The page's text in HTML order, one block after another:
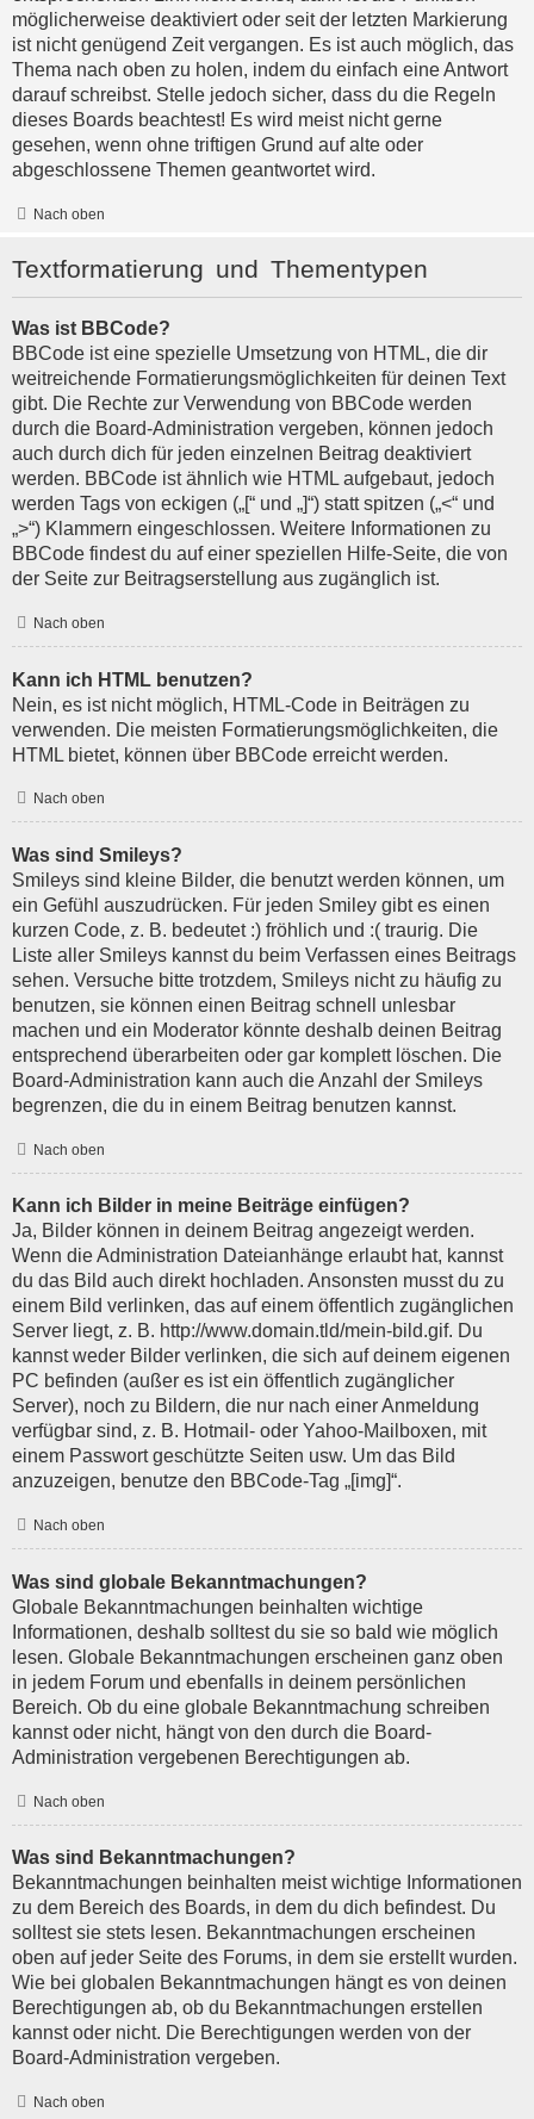
möglicherweise deaktiviert oder seit der letzten Markierung
ist nicht genügend Zeit vergangen. Es ist auch möglich, das
Thema nach oben zu holen, indem du einfach eine Antwort
darauf schreibst. Stelle jedoch sicher, dass du die Regeln
dieses Boards beachtest! Es wird meist nicht gerne
gesehen, wenn ohne triftigen Grund auf alte oder
abgeschlossene Themen geantwortet wird.
Nach oben
Textformatierung und Thementypen
Was ist BBCode?
BBCode ist eine spezielle Umsetzung von HTML, die dir
weitreichende Formatierungsmöglichkeiten für deinen Text
gibt. Die Rechte zur Verwendung von BBCode werden
durch die Board-Administration vergeben, können jedoch
auch durch dich für jeden einzelnen Beitrag deaktiviert
werden. BBCode ist ähnlich wie HTML aufgebaut, jedoch
werden Tags von eckigen („[“ und „]“) statt spitzen („<“ und
„>“) Klammern eingeschlossen. Weitere Informationen zu
BBCode findest du auf einer speziellen Hilfe-Seite, die von
der Seite zur Beitragserstellung aus zugänglich ist.
Nach oben
Kann ich HTML benutzen?
Nein, es ist nicht möglich, HTML-Code in Beiträgen zu
verwenden. Die meisten Formatierungsmöglichkeiten, die
HTML bietet, können über BBCode erreicht werden.
Nach oben
Was sind Smileys?
Smileys sind kleine Bilder, die benutzt werden können, um
ein Gefühl auszudrücken. Für jeden Smiley gibt es einen
kurzen Code, z. B. bedeutet :) fröhlich und :( traurig. Die
Liste aller Smileys kannst du beim Verfassen eines Beitrags
sehen. Versuche bitte trotzdem, Smileys nicht zu häufig zu
benutzen, sie können einen Beitrag schnell unlesbar
machen und ein Moderator könnte deshalb deinen Beitrag
entsprechend überarbeiten oder gar komplett löschen. Die
Board-Administration kann auch die Anzahl der Smileys
begrenzen, die du in einem Beitrag benutzen kannst.
Nach oben
Kann ich Bilder in meine Beiträge einfügen?
Ja, Bilder können in deinem Beitrag angezeigt werden.
Wenn die Administration Dateianhänge erlaubt hat, kannst
du das Bild auch direkt hochladen. Ansonsten musst du zu
einem Bild verlinken, das auf einem öffentlich zugänglichen
Server liegt, z. B. http://www.domain.tld/mein-bild.gif. Du
kannst weder Bilder verlinken, die sich auf deinem eigenen
PC befinden (außer es ist ein öffentlich zugänglicher
Server), noch zu Bildern, die nur nach einer Anmeldung
verfügbar sind, z. B. Hotmail- oder Yahoo-Mailboxen, mit
einem Passwort geschützte Seiten usw. Um das Bild
anzuzeigen, benutze den BBCode-Tag „[img]“.
Nach oben
Was sind globale Bekanntmachungen?
Globale Bekanntmachungen beinhalten wichtige
Informationen, deshalb solltest du sie so bald wie möglich
lesen. Globale Bekanntmachungen erscheinen ganz oben
in jedem Forum und ebenfalls in deinem persönlichen
Bereich. Ob du eine globale Bekanntmachung schreiben
kannst oder nicht, hängt von den durch die Board-
Administration vergebenen Berechtigungen ab.
Nach oben
Was sind Bekanntmachungen?
Bekanntmachungen beinhalten meist wichtige Informationen
zu dem Bereich des Boards, in dem du dich befindest. Du
solltest sie stets lesen. Bekanntmachungen erscheinen
oben auf jeder Seite des Forums, in dem sie erstellt wurden.
Wie bei globalen Bekanntmachungen hängt es von deinen
Berechtigungen ab, ob du Bekanntmachungen erstellen
kannst oder nicht. Die Berechtigungen werden von der
Board-Administration vergeben.
Nach oben